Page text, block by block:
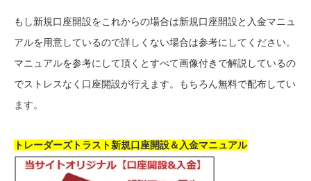
もし新規口座開設をこれからの場合は新規口座開設と入金マニュ
アルを用意しているので詳しくない場合は参考にしてください。
マニュアルを参考にして頂くとすべて画像付きで解説しているの
でストレスなく口座開設が行えます。もちろん無料で配布してい
ます。
トレーダーズトラスト新規口座開設＆入金マニュアル